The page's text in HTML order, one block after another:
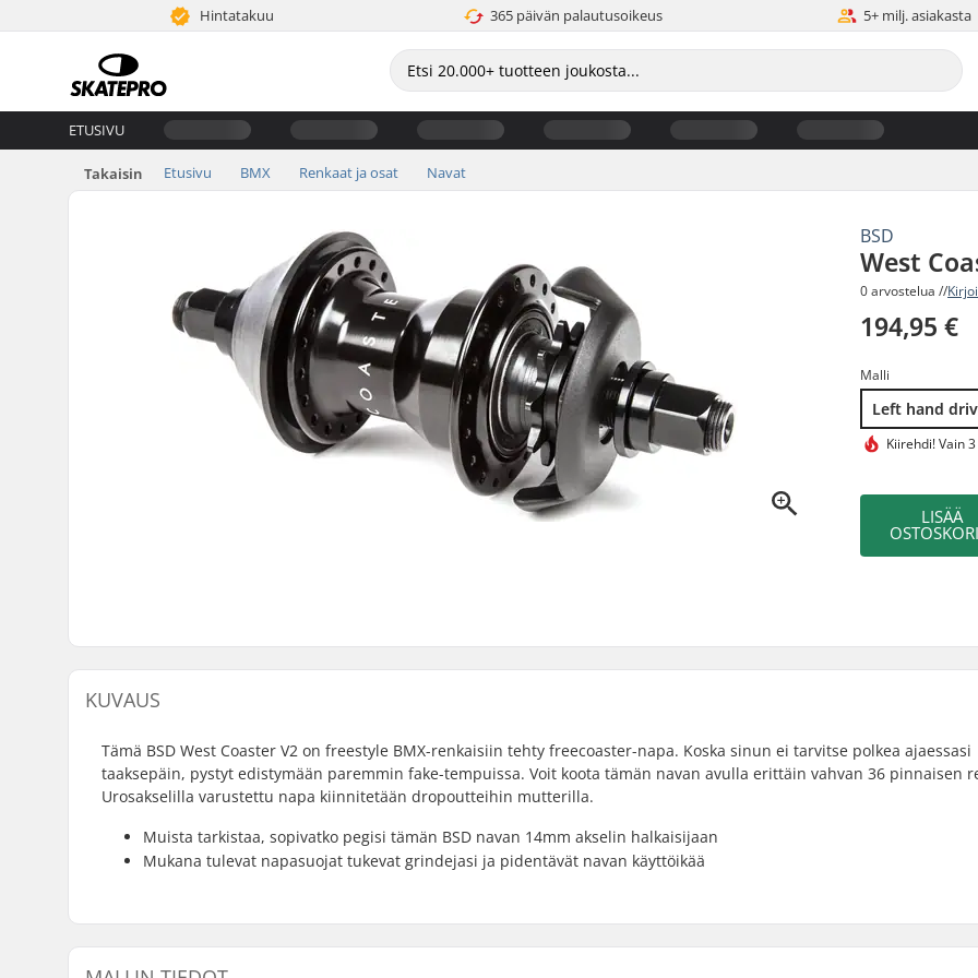
Hintatakuu 365 päivän palautusoikeus 5+ milj. asiakasta
ETUSIVU
Takaisin Etusivu BMX Renkaat ja osat Navat
BSD
West
0 arvostelua //
194,95 €
Malli
Left hand
Kiirehdi!Vain
LISÄÄ
KUVAUS
Tämä BSD West Coaster V2 on freestyle BMX-renkaisiin tehty freecoaster-napa. Koska sinun ei tarvitse polkea ajaessasi
taaksepäin, pystyt edistymään paremmin fake-tempuissa. Voit koota tämän navan avulla erittäin vahvan 36 pinnaisen
Urosakselilla varustettu napa kiinnitetään dropoutteihin mutterilla.
Muista tarkistaa, sopivatko pegisi tämän BSD navan 14mm akselin halkaisijaan
Mukana tulevat napasuojat tukevat grindejasi ja pidentävät navan käyttöikää